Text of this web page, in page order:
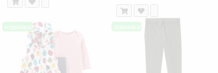
новинка! новинка!